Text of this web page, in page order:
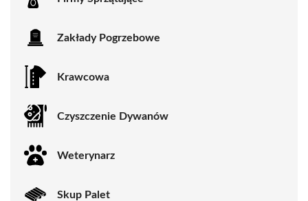
Zakłady Pogrzebowe
Krawcowa
Czyszczenie Dywanów
Weterynarz
Skup Palet